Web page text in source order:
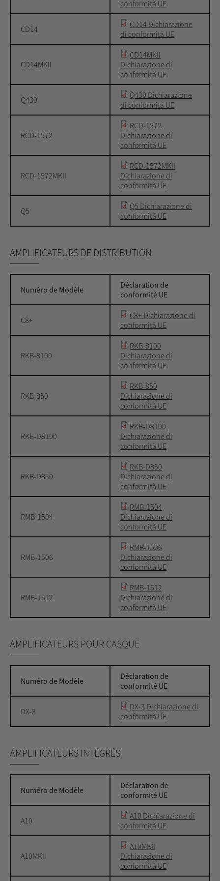
conformità UE
CD14
CD14 Dichiarazione
di conformità UE
CD14MKII
CD14MKII
Dichiarazione di
conformità UE
Q430
Q430 Dichiarazione
di conformità UE
RCD-1572
RCD-1572
Dichiarazione di
conformità UE
RCD-1572MKII
RCD-1572MKII
Dichiarazione di
conformità UE
Q5
Q5 Dichiarazione di
conformità UE
AMPLIFICATEURS DE DISTRIBUTION
Numéro de Modèle
Déclaration de
conformité UE
C8+
C8+ Dichiarazione di
conformità UE
RKB-8100
RKB-8100
Dichiarazione di
conformità UE
RKB-850
RKB-850
Dichiarazione di
conformità UE
RKB-D8100
RKB-D8100
Dichiarazione di
conformità UE
RKB-D850
RKB-D850
Dichiarazione di
conformità UE
RMB-1504
RMB-1504
Dichiarazione di
conformità UE
RMB-1506
RMB-1506
Dichiarazione di
conformità UE
RMB-1512
RMB-1512
Dichiarazione di
conformità UE
AMPLIFICATEURS POUR CASQUE
Numéro de Modèle
Déclaration de
conformité UE
DX-3
DX-3 Dichiarazione di
conformità UE
AMPLIFICATEURS INTÉGRÉS
Numéro de Modèle
Déclaration de
conformité UE
A10
A10 Dichiarazione di
conformità UE
A10MKII
A10MKII
Dichiarazione di
conformità UE